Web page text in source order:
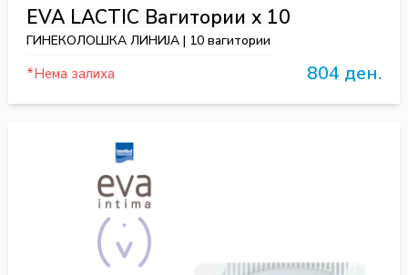
EVA LACTIC Вагитории x 10
ГИНЕКОЛОШКА ЛИНИЈА | 10 вагитории
*Нема залиха 804 ден.